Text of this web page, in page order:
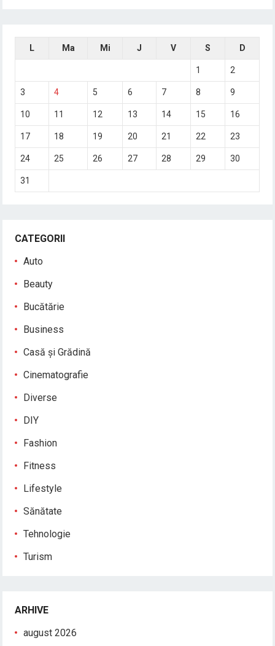
L Ma Mi J V S D
1 2
3 4 5 6 7 8 9
10 11 12 13 14 15 16
17 18 19 20 21 22 23
24 25 26 27 28 29 30
31
CATEGORII
Auto
Beauty
Bucătărie
Business
Casă și Grădină
Cinematografie
Diverse
DIY
Fashion
Fitness
Lifestyle
Sănătate
Tehnologie
Turism
ARHIVE
august 2026